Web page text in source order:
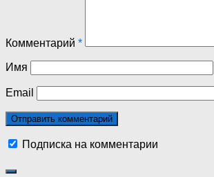
Комментарий *
Имя
Email
Подписка на комментарии